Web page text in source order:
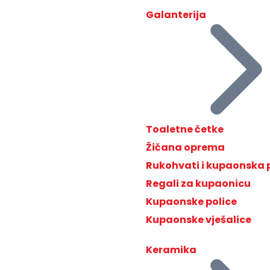
Galanterija
Toaletne četke
Žičana oprema
Rukohvati i kupaonska
Regali za kupaonicu
Kupaonske police
Kupaonske vješalice
Keramika